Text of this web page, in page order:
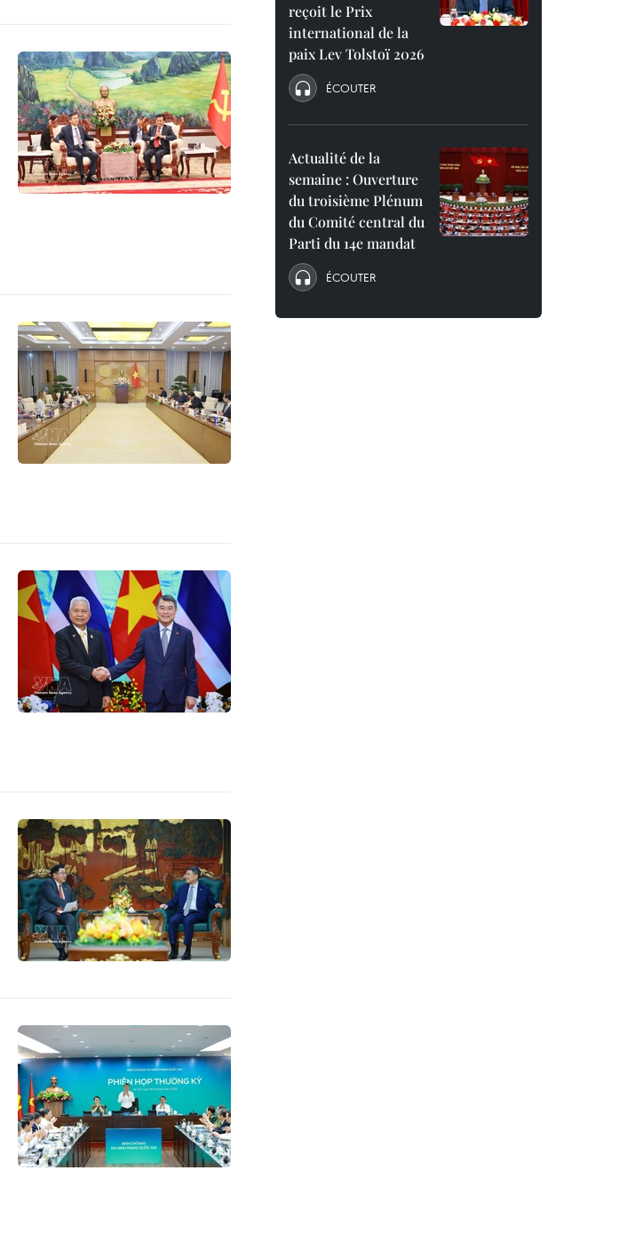
reçoit le Prix
international de la
paix Lev Tolstoï 2026
ÉCOUTER
Actualité de la
semaine : Ouverture
du troisième Plénum
du Comité central du
Parti du 14e mandat
ÉCOUTER